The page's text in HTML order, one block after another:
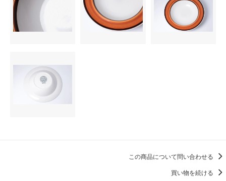
この商品について問い合わせる
買い物を続ける